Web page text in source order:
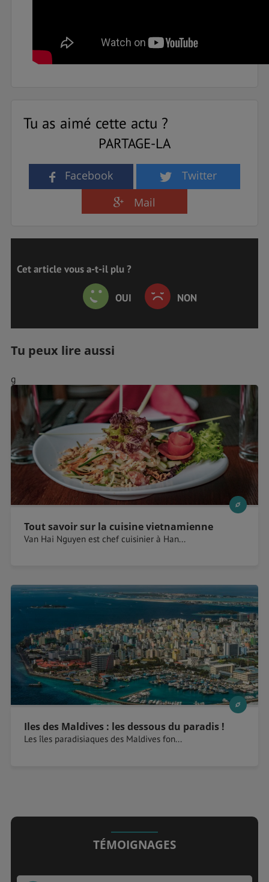
Tu as aimé cette actu ?
PARTAGE-LA
Facebook
Twitter
Mail
Cet article vous a-t-il plu ?
OUI NON
Tu peux lire aussi
g
Tout savoir sur la cuisine vietnamienne
Van Hai Nguyen est chef cuisinier à Han...
Iles des Maldives : les dessous du paradis !
Les îles paradisiaques des Maldives fon...
TÉMOIGNAGES